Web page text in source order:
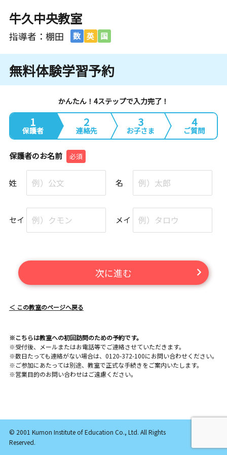
牛久中央教室
指導者：棚田 数 英 国
無料体験学習予約
かんたん！4ステップで入力完了！
1
保護者
2
連絡先
3
お子さま
4
ご質問
保護者のお名前 必須
姓 名
セイ メイ
次に進む
＜ この教室のページへ戻る
※こちらは教室への初回訪問のための予約です。
※受付後、メールまたはお電話等でご連絡させていただきます。
※数日たっても連絡がない場合は、0120-372-100にお問い合わせください。
※ご参加にあたっては別途、教室で正式な手続きをご案内いたします。
※営業目的のお問い合わせはご遠慮ください。
© 2001 Kumon Institute of Education Co., Ltd. All Rights
Reserved.